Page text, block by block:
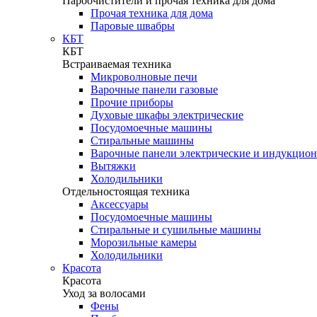
Прочая техника для дома
Паровые швабры
КБТ
КБТ
Встраиваемая техника
Микроволновые печи
Варочные панели газовые
Прочие приборы
Духовые шкафы электрические
Посудомоечные машины
Стиральные машины
Варочные панели электрические и
Вытяжки
Холодильники
Отдельностоящая техника
Аксессуары
Посудомоечные машины
Стиральные и сушильные машины
Морозильные камеры
Холодильники
Красота
Красота
Уход за волосами
Фены